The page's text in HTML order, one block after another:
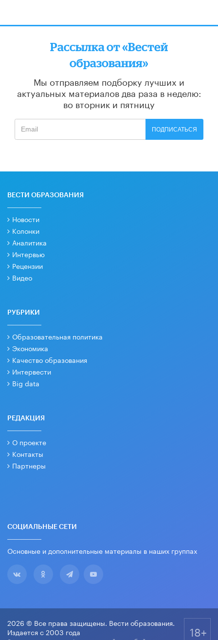
Рассылка от «Вестей
образования»
Мы отправляем подборку лучших и
актуальных материалов два раза в неделю:
во вторник и пятницу
ПОДПИСАТЬСЯ
ВЕСТИ ОБРАЗОВАНИЯ
Новости
Колонки
Аналитика
Интервью
Рецензии
Видео
РУБРИКИ
Образовательная политика
Экономика
Качество образования
Интервести
Big data
РЕДАКЦИЯ
О проекте
Контакты
Партнеры
СОЦИАЛЬНЫЕ СЕТИ
Основные и дополнительные материалы в наших группах
2026 © Все права защищены. Вести образования.
Издается с 2003 года
18+